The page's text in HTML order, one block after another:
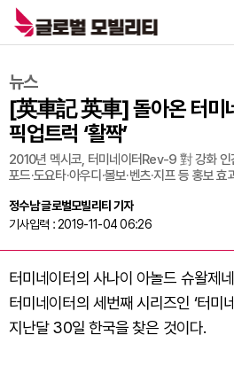
뉴스
[英車記 英車] 돌아온 터미
픽업트럭 ‘활짝’
2010년 멕시코, 터미네이터Rev-9 對 강화 인
포드·도요타·아우디·볼보·벤츠·지프 등 홍보 효
정수남 글로벌모빌리티 기자
기사입력 : 2019-11-04 06:26
터미네이터의 사나이 아놀드 슈왈제
터미네이터의 세번째 시리즈인 ‘터미
지난달 30일 한국을 찾은 것이다.